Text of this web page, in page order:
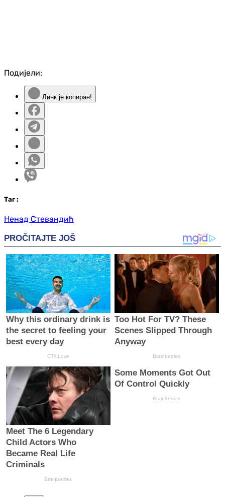
Подијели:
Линк је копиран!
Таг :
Ненад Стевандић